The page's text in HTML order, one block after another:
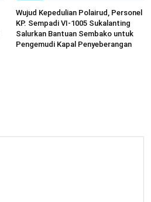
Wujud Kepedulian Polairud, Personel
KP. Sempadi VI-1005 Sukalanting
Salurkan Bantuan Sembako untuk
Pengemudi Kapal Penyeberangan